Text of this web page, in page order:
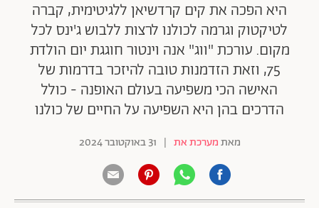
היא הפכה את קים קרדשיאן ללגיטימית, קברה
לטיקטוק וגרמה לכולנו לרצות ללבוש ג'ינס לכל
מקום. עורכת "ווג" אנה וינטור חוגגת יום הולדת
75, וזאת הזדמנות טובה להיזכר בדרמות של
האישה הכי משפיעה בעולם האופנה - כולל
הדרכים בהן היא השפיעה על החיים של כולנו
מאתמערכת את | 31 באוקטובר 2024